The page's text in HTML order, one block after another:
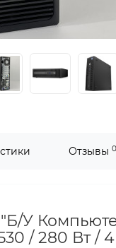
Отзывы 0
У
/ 280 Вт /